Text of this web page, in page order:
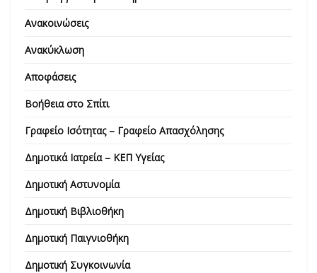
Ανακοινώσεις
Ανακύκλωση
Αποφάσεις
Βοήθεια στο Σπίτι
Γραφείο Ισότητας – Γραφείο Απασχόλησης
Δημοτικά Ιατρεία – ΚΕΠ Υγείας
Δημοτική Αστυνομία
Δημοτική Βιβλιοθήκη
Δημοτική Παιγνιοθήκη
Δημοτική Συγκοινωνία